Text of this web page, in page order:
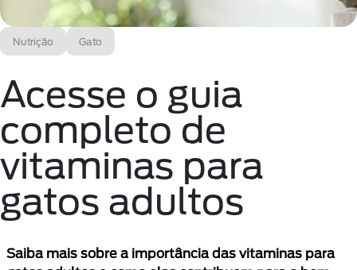
Nutrição Gato
Acesse o guia
completo de
vitaminas para
gatos adultos
Saiba mais sobre a importância das vitaminas para